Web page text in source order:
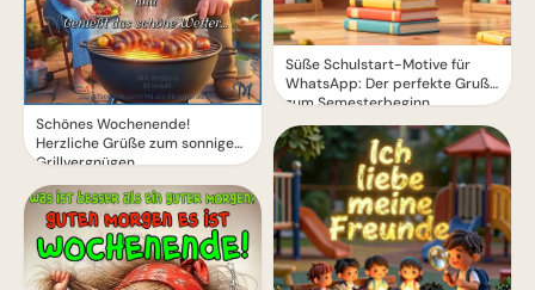
Schönes Wochenende!
Herzliche Grüße zum sonnigen
Grillvergnügen
Süße Schulstart-Motive für
WhatsApp: Der perfekte Gruß
zum Semesterbeginn